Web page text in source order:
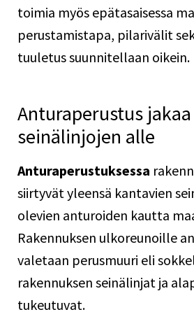
toimia myös epätasaisessa
perustamistapa, pilarivälit
tuuletus suunnitellaan oikein.
Anturaperustus
seinälinjojen alle
Anturaperustuksessa
siirtyvät yleensä kantavien
olevien anturoiden kautta
Rakennuksen ulkoreunoille
valetaan perusmuuri eli
rakennuksen seinälinjat ja
tukeutuvat.